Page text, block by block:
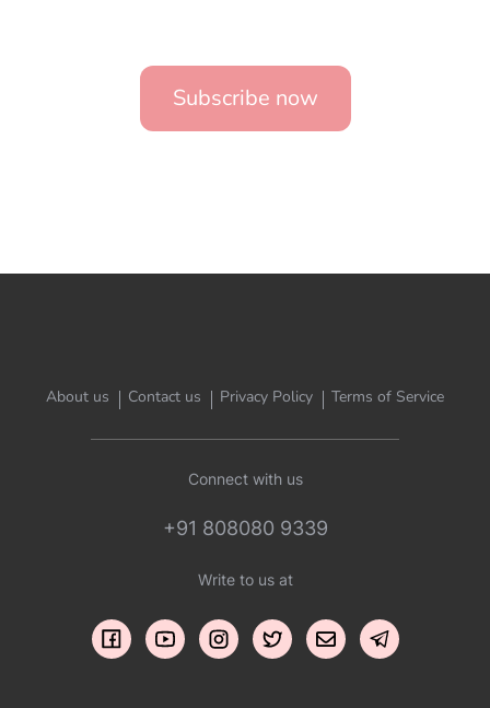
Subscribe now
About us Contact us Privacy Policy Terms of Service
Connect with us
+91 808080 9339
Write to us at